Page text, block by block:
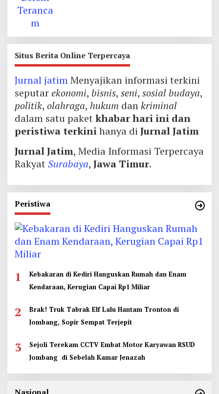
Situs Berita Online Terpercaya
Jurnal jatimMenyajikan informasi terkini
seputarekonomi, bisnis, seni, sosial budaya,
politik, olahraga, hukum dankriminal
dalam satu paketkhabar hari ini dan
peristiwa terkinihanya di Jurnal Jatim
Jurnal Jatim, Media Informasi Terpercaya
RakyatSurabaya, Jawa Timur.
Peristiwa
1
Kebakaran di Kediri Hanguskan Rumah dan Enam
Kendaraan, Kerugian Capai Rp1 Miliar
2
Brak! Truk Tabrak Elf Lalu Hantam Tronton di
Jombang, Sopir Sempat Terjepit
3
Sejoli Terekam CCTV Embat Motor Karyawan RSUD
Jombang di Sebelah Kamar Jenazah